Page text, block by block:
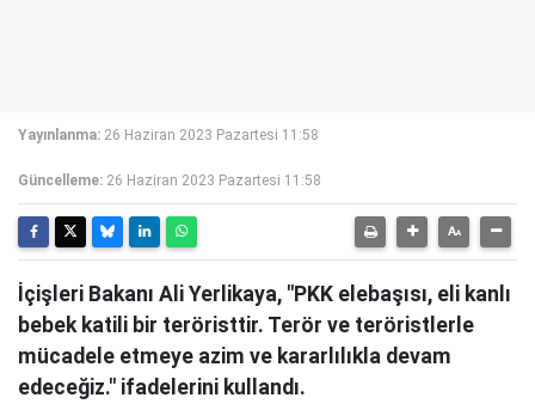
Yayınlanma: 26 Haziran 2023 Pazartesi 11:58
Güncelleme: 26 Haziran 2023 Pazartesi 11:58
İçişleri Bakanı Ali Yerlikaya, "PKK elebaşısı, eli kanlı
bebek katili bir teröristtir. Terör ve teröristlerle
mücadele etmeye azim ve kararlılıkla devam
edeceğiz." ifadelerini kullandı.